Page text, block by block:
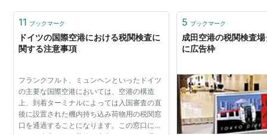
ら、関税関係法令以外の法…
11 ブックマーク
ドイツの国際空港における税関検査に
関する注意事項
フランクフルト、ミュンヘンといったドイツ
の主要な国際空港においては、空港の構造
上、到着ターミナルによっては入国審査の直
後に設置された機内持ち込み荷物用の税関窓
口を通過することになります。この窓口にお
5 ブックマーク
成田空港の税関検査
に広告枠